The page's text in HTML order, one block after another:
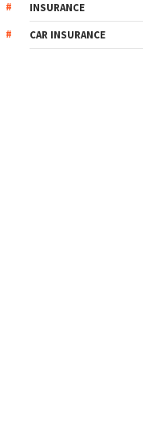
INSURANCE
CAR INSURANCE